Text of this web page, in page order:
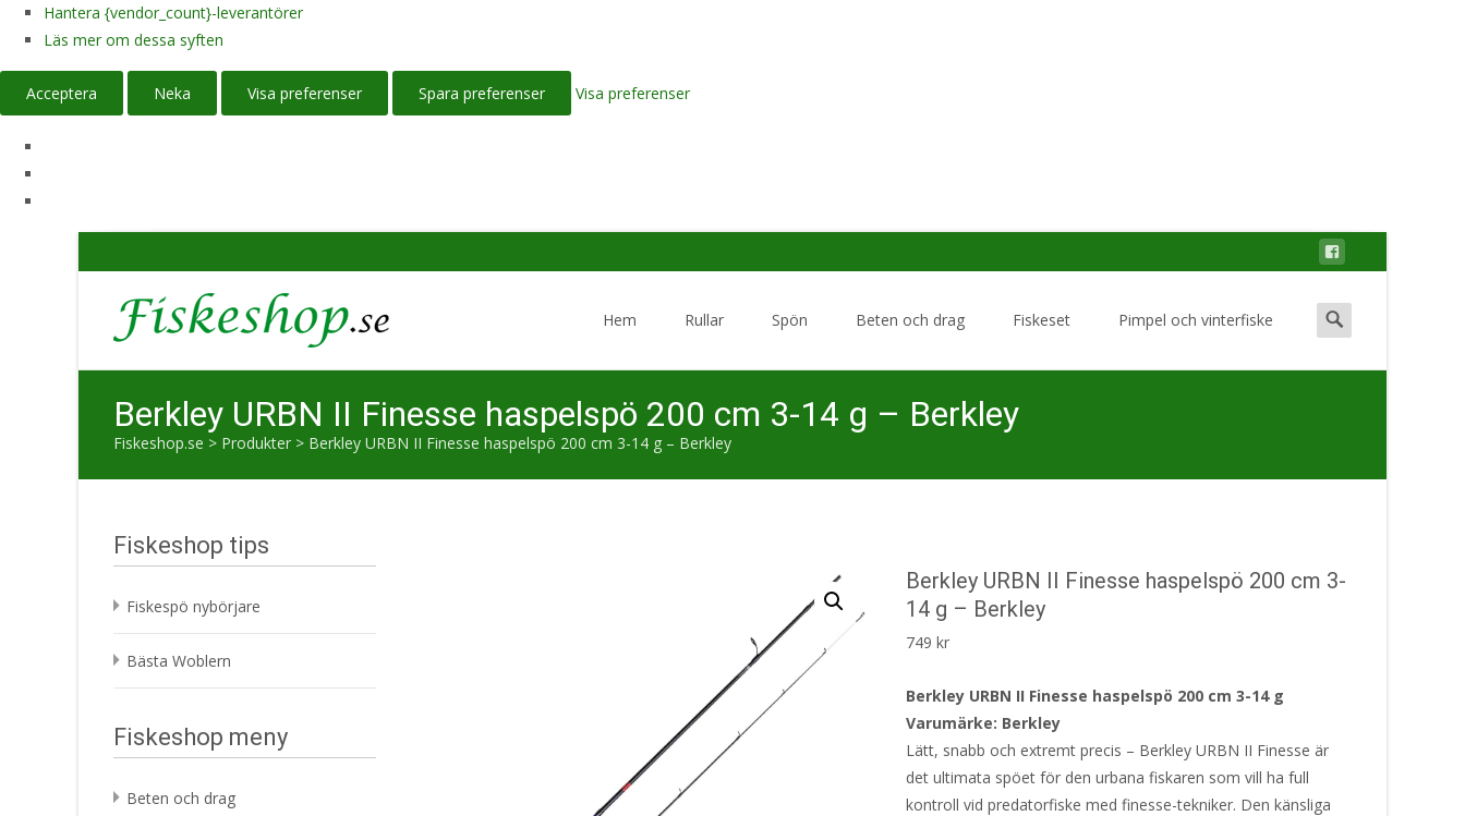
Hantera {vendor_count}-leverantörer
Läs mer om dessa syften
Acceptera Neka Visa preferenser Spara preferenser Visa preferenser
Hem Rullar Spön Beten och drag Fiskeset Pimpel och vinterfiske
Search
for:
Berkley URBN II Finesse haspelspö 200 cm 3-14 g – Berkley
Fiskeshop.se > Produkter > Berkley URBN II Finesse haspelspö 200 cm 3-14 g – Berkley
Berkley URBN II Finesse haspelspö 200 cm 3-
14 g – Berkley
749kr
Berkley URBN II Finesse haspelspö 200 cm 3-14 g
Varumärke: Berkley
Lätt, snabb och extremt precis – Berkley URBN II Finesse är
det ultimata spöet för den urbana fiskaren som vill ha full
kontroll vid predatorfiske med finesse-tekniker. Den känsliga
Fiskeshop tips
Fiskespö nybörjare
Bästa Woblern
Fiskeshop meny
Beten och drag